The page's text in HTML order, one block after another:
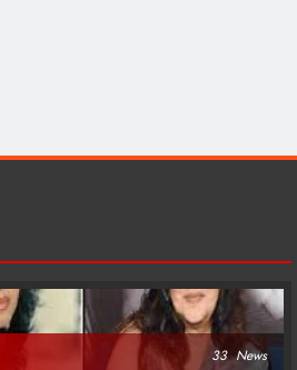
33 News